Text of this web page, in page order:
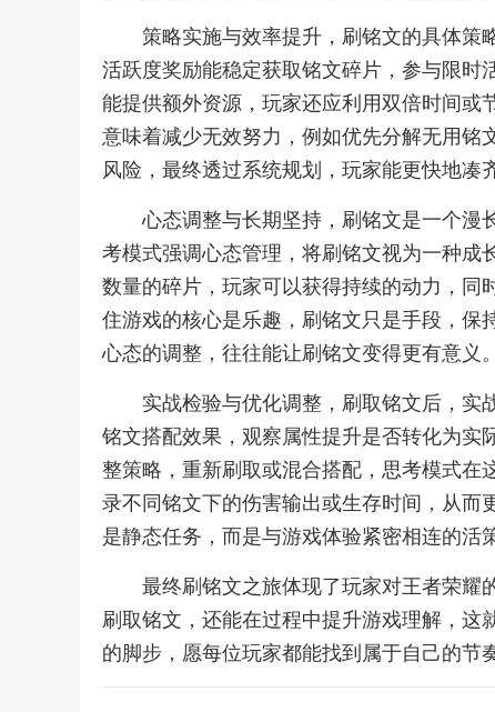
策略实施与效率提升，刷铭文的具体策
活跃度奖励能稳定获取铭文碎片，参与限时
能提供额外资源，玩家还应利用双倍时间或
意味着减少无效努力，例如优先分解无用铭
风险，最终透过系统规划，玩家能更快地凑
心态调整与长期坚持，刷铭文是一个漫
考模式强调心态管理，将刷铭文视为一种成
数量的碎片，玩家可以获得持续的动力，同
住游戏的核心是乐趣，刷铭文只是手段，保
心态的调整，往往能让刷铭文变得更有意义。
实战检验与优化调整，刷取铭文后，实
铭文搭配效果，观察属性提升是否转化为实
整策略，重新刷取或混合搭配，思考模式在
录不同铭文下的伤害输出或生存时间，从而
是静态任务，而是与游戏体验紧密相连的活
最终刷铭文之旅体现了玩家对王者荣耀
刷取铭文，还能在过程中提升游戏理解，
的脚步，愿每位玩家都能找到属于自己的节